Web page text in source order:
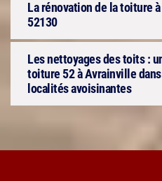
La rénovation de la toiture
52130
Les nettoyages des toits :
toiture 52 à Avrainville
localités avoisinantes